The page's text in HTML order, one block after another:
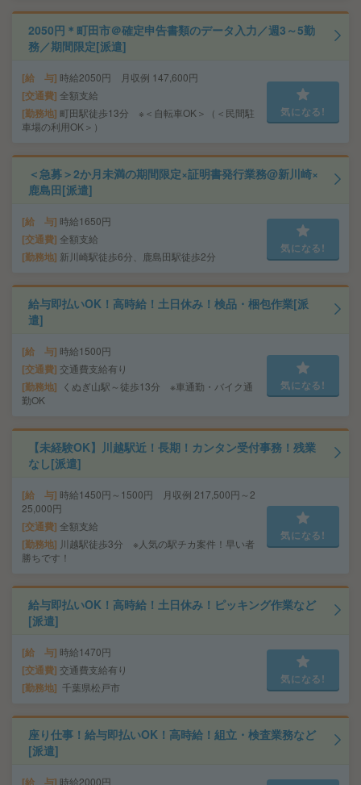
2050円＊町田市＠確定申告書類のデータ入力／週3～5勤
務／期間限定[派遣]
給 与 時給2050円 月収例 147,600円
交通費 全額支給
勤務地 町田駅徒歩13分 ※＜自転車OK＞（＜民間駐
車場の利用OK＞）
気になる!
＜急募＞2か月未満の期間限定×証明書発行業務@新川崎×
鹿島田[派遣]
給 与 時給1650円
交通費 全額支給
勤務地 新川崎駅徒歩6分、鹿島田駅徒歩2分
気になる!
給与即払いOK！高時給！土日休み！検品・梱包作業[派
遣]
給 与 時給1500円
交通費 交通費支給有り
勤務地
くぬぎ山駅～徒歩13分 ※車通勤・バイク通
勤OK
気になる!
【未経験OK】川越駅近！長期！カンタン受付事務！残業
なし[派遣]
給 与 時給1450円～1500円 月収例 217,500円～2
25,000円
交通費 全額支給
勤務地 川越駅徒歩3分 ※人気の駅チカ案件！早い者
勝ちです！
気になる!
給与即払いOK！高時給！土日休み！ピッキング作業など
[派遣]
給 与 時給1470円
交通費 交通費支給有り
勤務地 千葉県松戸市
気になる!
座り仕事！給与即払いOK！高時給！組立・検査業務など
[派遣]
給 与 時給2000円